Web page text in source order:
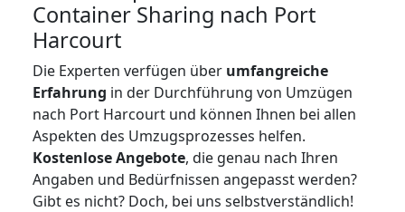
Container Sharing nach Port
Harcourt
Die Experten verfügen über umfangreiche
Erfahrung in der Durchführung von Umzügen
nach Port Harcourt und können Ihnen bei allen
Aspekten des Umzugsprozesses helfen.
Kostenlose Angebote, die genau nach Ihren
Angaben und Bedürfnissen angepasst werden?
Gibt es nicht? Doch, bei uns selbstverständlich!